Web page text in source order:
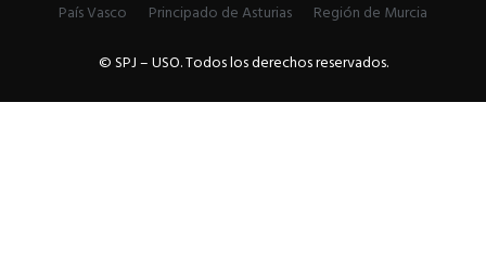
País Vasco
Principado de Asturias
Región de Murcia
© SPJ – USO. Todos los derechos reservados.